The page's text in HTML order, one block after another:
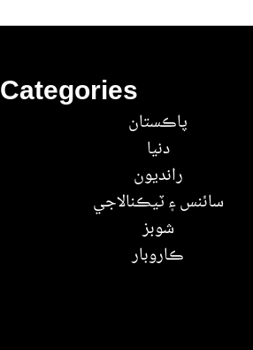
Categories
پاڪستان
دنيا
رانديون
سائنس ۽ ٽيڪنالاجي
شوبز
ڪاروبار